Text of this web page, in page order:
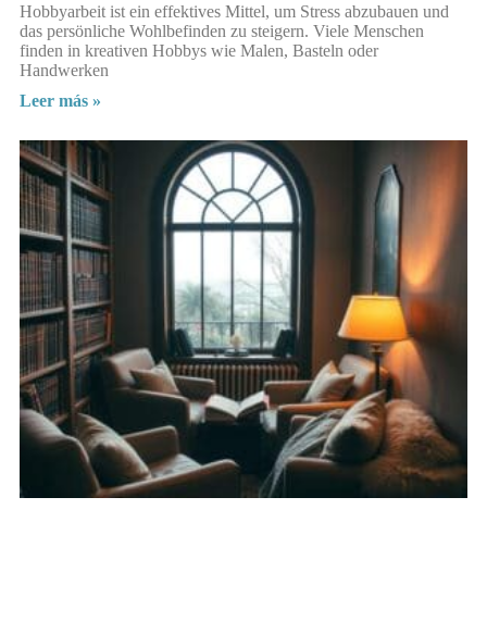
Hobbyarbeit ist ein effektives Mittel, um Stress abzubauen und
das persönliche Wohlbefinden zu steigern. Viele Menschen
finden in kreativen Hobbys wie Malen, Basteln oder
Handwerken
Leer más »